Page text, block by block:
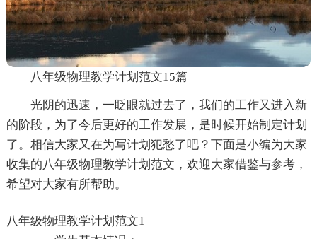
八年级物理教学计划范文15篇
光阴的迅速，一眨眼就过去了，我们的工作又进入新
的阶段，为了今后更好的工作发展，是时候开始制定计划
了。相信大家又在为写计划犯愁了吧？下面是小编为大家
收集的八年级物理教学计划范文，欢迎大家借鉴与参考，
希望对大家有所帮助。
八年级物理教学计划范文1